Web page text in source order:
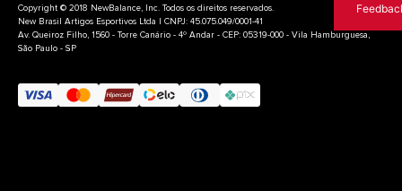
Copyright © 2018 NewBalance, Inc. Todos os direitos reservados.
New Brasil Artigos Esportivos Ltda | CNPJ: 45.075.049/0001-41
Av. Queiroz Filho, 1560 - Torre Canário - 4º Andar - CEP: 05319-000 - Vila Hamburguesa,
São Paulo - SP